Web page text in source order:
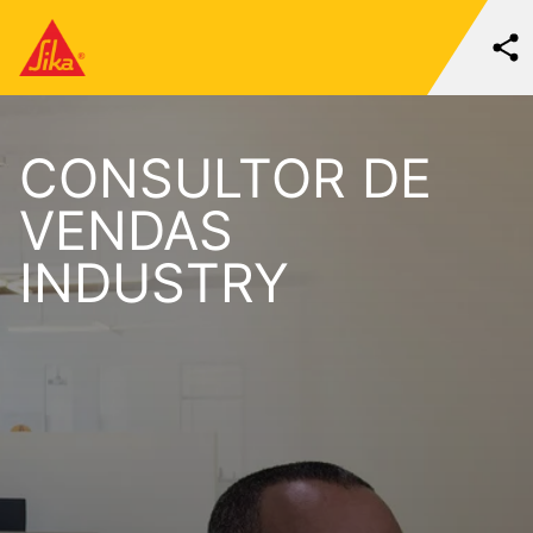
CONSULTOR DE
VENDAS
INDUSTRY